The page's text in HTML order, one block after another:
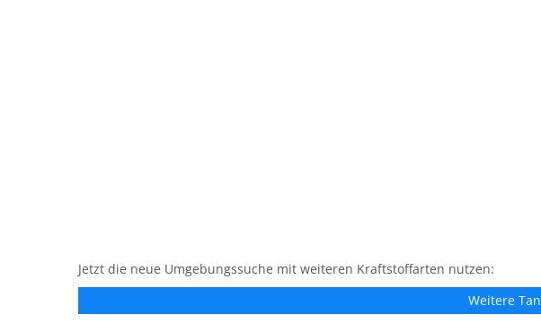
Jetzt die neue Umgebungssuche mit weiteren Kraftstoffarten nutzen:
Weitere